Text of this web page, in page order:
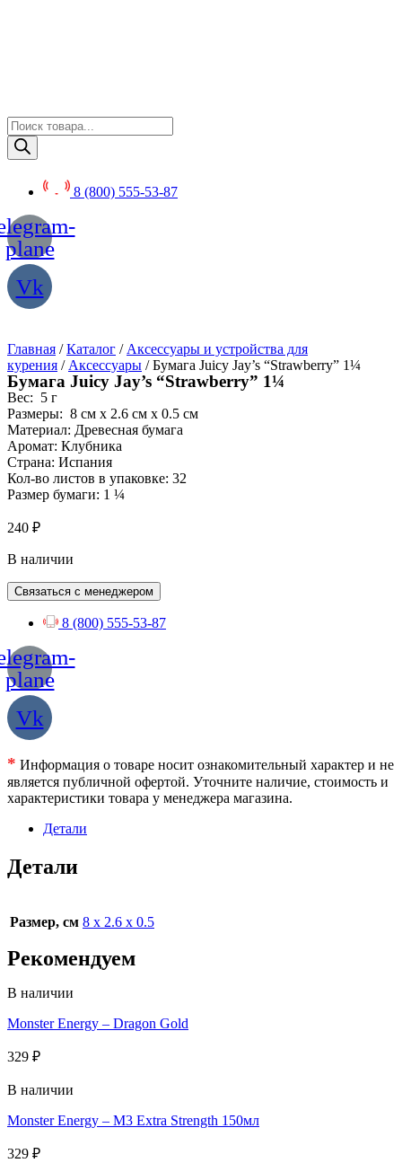
Поиск
товаров
8 (800) 555-53-87
plane
Vk
Главная /Каталог / Аксессуары и устройства для
курения / Аксессуары / Бумага Juicy Jay’s “Strawberry” 1¼
Бумага Juicy Jay’s “Strawberry” 1¼
Вес: 5 г
Размеры: 8 см x 2.6 см x 0.5 см
Материал: Древесная бумага
Аромат: Клубника
Страна: Испания
Кол-во листов в упаковке: 32
Размер бумаги: 1 ¼
240 ₽
В наличии
Связаться с менеджером
8 (800) 555-53-87
plane
Vk
* Информация о товаре носит ознакомительный характер и не
является публичной офертой. Уточните наличие, стоимость и
характеристики товара у менеджера магазина.
Детали
Детали
Размер, см 8 x 2.6 x 0.5
Рекомендуем
В наличии
Monster Energy – Dragon Gold
329 ₽
В наличии
Monster Energy – M3 Extra Strength 150мл
329 ₽